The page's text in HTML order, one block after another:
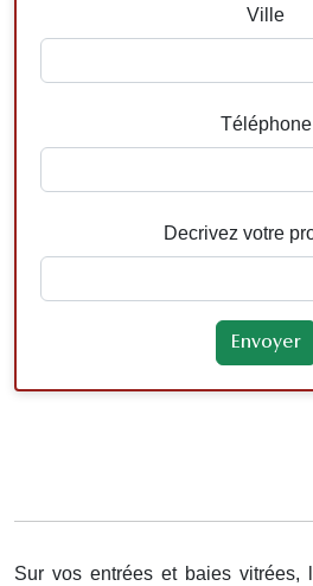
Ville
Téléphone
Decrivez votre
Sur vos entrées et baies vitrées,